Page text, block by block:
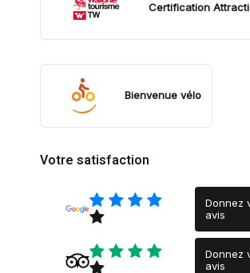
Certification
Bienvenue vélo
Votre satisfaction
Donnez
avis
Donnez
avis